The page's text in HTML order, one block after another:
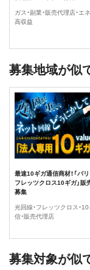
ガス・副業・販売代理店・エ
高収益
募集地域が似
最速10ギガ通信商材！「バ
フレッツクロス10ギガ」販
募集
光回線・フレッツクロス・10
信・販売代理店
募集対象が似